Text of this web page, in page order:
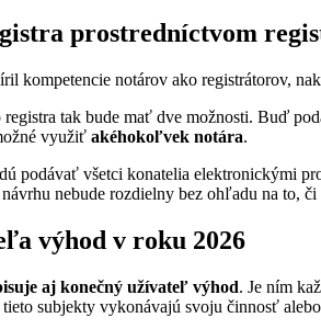
prostredníctvom
kompetencie notárov ako registrátorov,
tak bude mať dve možnosti. Buď
využiť akéhokoľvek notára.
podávať všetci konatelia elektronickými
nebude rozdielny bez ohľadu na to,
výhod v roku 2026
aj konečný užívateľ výhod. Je ním
subjekty vykonávajú svoju činnosť